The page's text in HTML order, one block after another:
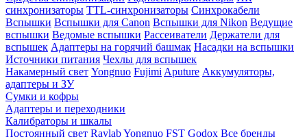
синхронизаторы TTL-синхронизаторы Синхрокабели
Вспышки Вспышки для Canon Вспышки для Nikon Ведущие
вспышки Ведомые вспышки Рассеиватели Держатели для
вспышек Адаптеры на горячий башмак Насадки на вспышки
Источники питания Чехлы для вспышек
Накамерный свет Yongnuo Fujimi Aputure Аккумуляторы,
адаптеры и ЗУ
Сумки и кофры
Адаптеры и переходники
Калибраторы и шкалы
Постоянный свет RaylabYongnuo FST Godox Все бренды